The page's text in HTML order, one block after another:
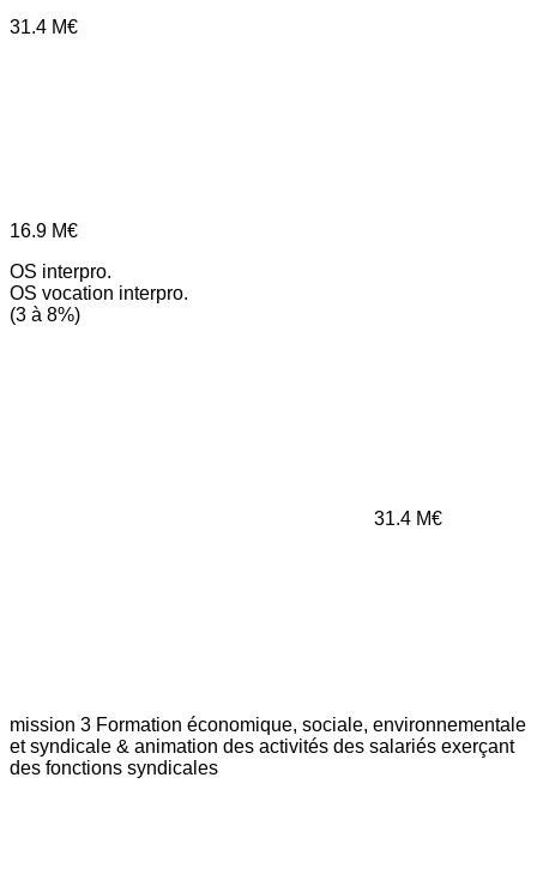
31.4 M€
16.9 M€
OS interpro.
OS vocation interpro.
(3 à 8%)
31.4 M€
mission 3 Formation économique, sociale, environnementale
et syndicale & animation des activités des salariés exerçant
des fonctions syndicales